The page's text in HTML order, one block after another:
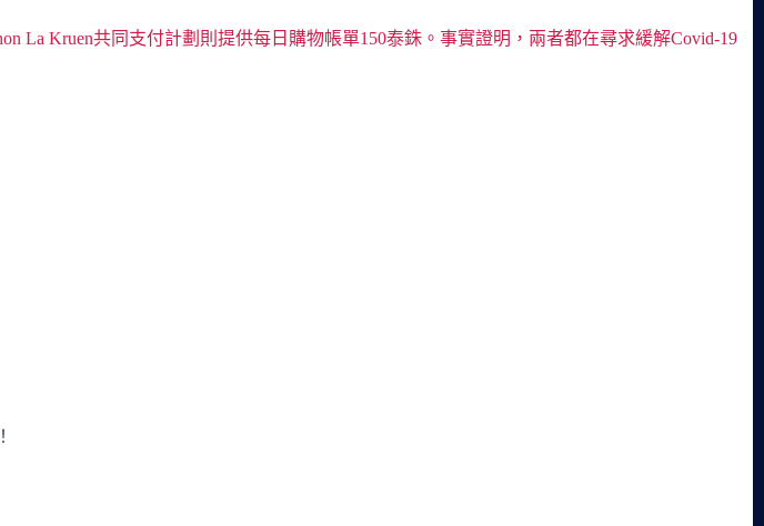
La Kruen共同支付計劃則提供每日購物帳單150泰銖。事實證明，兩者都在尋求緩解Covid-19